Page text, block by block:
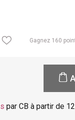
Gagnez 160
par CB à partir de